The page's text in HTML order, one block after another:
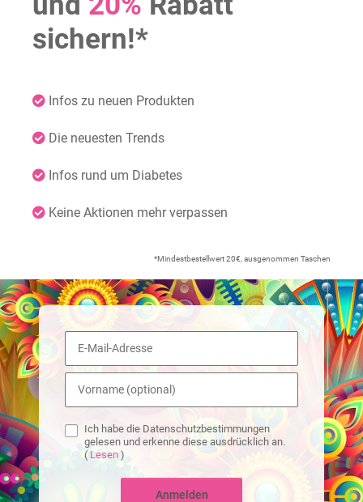
Ich habe die Datenschutzbestimmungen
gelesen und erkenne diese ausdrücklich an.
( Lesen )
Anmelden
sichern!*
Infos zu neuen Produkten
Die neuesten Trends
Infos rund um Diabetes
Keine Aktionen mehr verpassen
*Mindestbestellwert 20€, ausgenommen Taschen